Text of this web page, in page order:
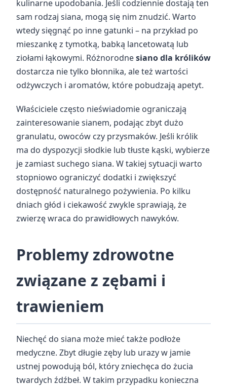
kulinarne upodobania. Jeśli codziennie dostają ten
sam rodzaj siana, mogą się nim znudzić. Warto
wtedy sięgnąć po inne gatunki – na przykład po
mieszankę z tymotką, babką lancetowatą lub
ziołami łąkowymi. Różnorodnesiano dla królików
dostarcza nie tylko błonnika, ale też wartości
odżywczych i aromatów, które pobudzają apetyt.
Właściciele często nieświadomie ograniczają
zainteresowanie sianem, podając zbyt dużo
granulatu, owoców czy przysmaków. Jeśli królik
ma do dyspozycji słodkie lub tłuste kąski, wybierze
je zamiast suchego siana. W takiej sytuacji warto
stopniowo ograniczyć dodatki i zwiększyć
dostępność naturalnego pożywienia. Po kilku
dniach głód i ciekawość zwykle sprawiają, że
zwierzę wraca do prawidłowych nawyków.
Problemy zdrowotne
związane z zębami i
trawieniem
Niechęć do siana może mieć także podłoże
medyczne. Zbyt długie zęby lub urazy w jamie
ustnej powodują ból, który zniechęca do żucia
twardych źdźbeł. W takim przypadku konieczna